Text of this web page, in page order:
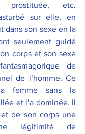
prostituée, etc.
sur elle, en
dans son sexe en la
seulement guidé
corps et son sexe
de
de l’homme. Ce
femme sans la
et l’a dominée. Il
de son corps une
légitimité de